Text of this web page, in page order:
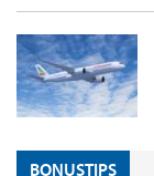
BONUSTIPS